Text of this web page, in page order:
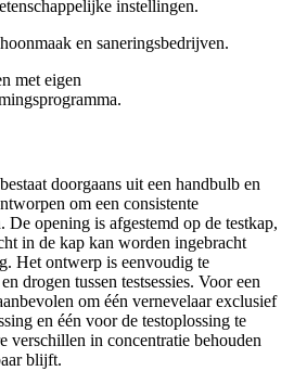
instellingen.
en saneringsbedrijven.
met eigen
doorgaans uit een handbulb en
om een consistente
De opening is afgestemd op de testkap,
in de kap kan worden ingebracht
Het ontwerp is eenvoudig te
drogen tussen testsessies. Voor een
om één vernevelaar exclusief
en één voor de testoplossing te
verschillen in concentratie behouden
blijft.